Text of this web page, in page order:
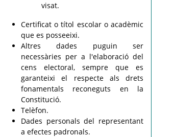
visat.
Certificat o títol escolar o acadèmic
que es posseeixi.
Altres dades puguin ser
necessàries per a l'elaboració del
cens electoral, sempre que es
garanteixi el respecte als drets
fonamentals reconeguts en la
Constitució.
Telèfon.
Dades personals del representant
a efectes padronals.